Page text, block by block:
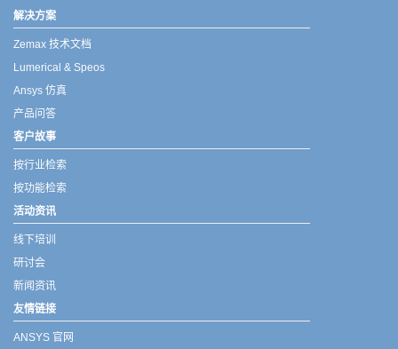
解决方案
Zemax 技术文档
Lumerical & Speos
Ansys 仿真
产品问答
客户故事
按行业检索
按功能检索
活动资讯
线下培训
研讨会
新闻资讯
友情链接
ANSYS 官网